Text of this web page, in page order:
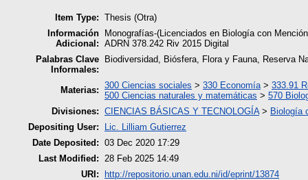
Item Type: Thesis (Otra)
Información
Adicional:
Monografías-(Licenciados en Biología con
ADRN 378.242 Riv 2015 Digital
Palabras Clave
Informales:
Biodiversidad, Biósfera, Flora y Fauna, Reserva
Materias: 300 Ciencias sociales > 330 Economía > 333.91
500 Ciencias naturales y matemáticas > 570
Divisiones: CIENCIAS BÁSICAS Y TECNOLOGÍA> Biología
Depositing User:
Lic. Lilliam Gutierrez
Date Deposited: 03 Dec 2020 17:29
Last Modified:
28 Feb 2025 14:49
URI:
http://repositorio.unan.edu.ni/id/eprint/13874